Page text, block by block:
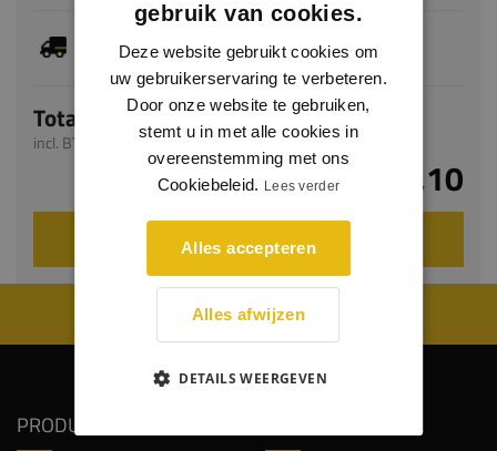
bedraagt 1-3 werkdagen
Totaal
incl. BTW
€ 7,10
VOEG TOE AAN WINKELWAGEN
WIJ WORDEN BEOORDEELD MET EEN 8.8
PRODUCTEN
gebruik van cookies.
Deze website gebruikt cookies om
uw gebruikerservaring te verbeteren.
Door onze website te gebruiken,
stemt u in met alle cookies in
overeenstemming met ons
Cookiebeleid. Lees verder
Alles accepteren
Alles afwijzen
DETAILS WEERGEVEN